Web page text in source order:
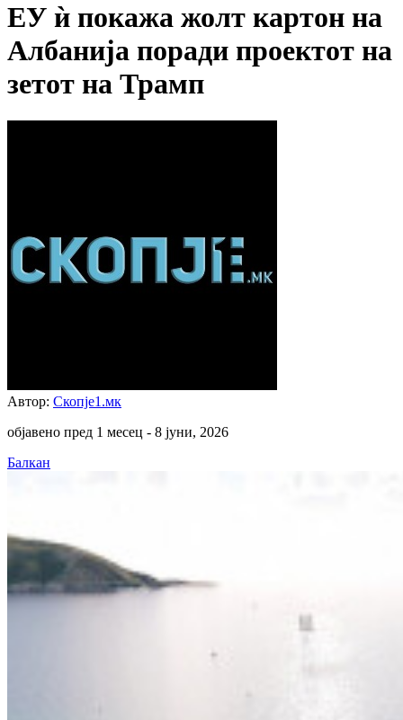
ЕУ ѝ покажа жолт картон на
Албанија поради проектот на
зетот на Трамп
Автор: Скопје1.мк
објавено пред 1 месец - 8 јуни, 2026
Балкан